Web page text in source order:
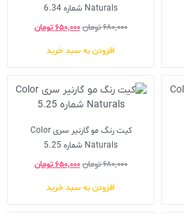
Naturals شماره 6.34
۶۸۰,۰۰۰تومان۶۵۰,۰۰۰ تومان
افزودن به سبد خرید
کیت رنگ مو گارنیر سری Color
Naturals شماره 5.25
۶۸۰,۰۰۰تومان۶۵۰,۰۰۰ تومان
افزودن به سبد خرید